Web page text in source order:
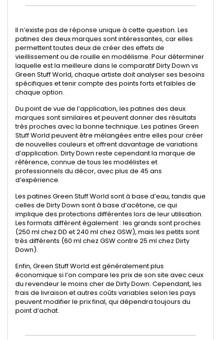
Il n’existe pas de réponse unique à cette question. Les
patines des deux marques sont intéressantes, car elles
permettent toutes deux de créer des effets de
vieillissement ou de rouille en modélisme. Pour déterminer
laquelle est la meilleure dans le comparatif Dirty Down vs
Green Stuff World, chaque artiste doit analyser ses besoins
spécifiques et tenir compte des points forts et faibles de
chaque option.
Du point de vue de l’application, les patines des deux
marques sont similaires et peuvent donner des résultats
très proches avec la bonne technique. Les patines Green
Stuff World peuvent être mélangées entre elles pour créer
de nouvelles couleurs et offrent davantage de variations
d’application. Dirty Down reste cependant la marque de
référence, connue de tous les modélistes et
professionnels du décor, avec plus de 45 ans
d’expérience.
Les patines Green Stuff World sont à base d’eau, tandis que
celles de Dirty Down sont à base d’acétone, ce qui
implique des protections différentes lors de leur utilisation.
Les formats diffèrent également : les grands sont proches
(250 ml chez DD et 240 ml chez GSW), mais les petits sont
très différents (60 ml chez GSW contre 25 ml chez Dirty
Down).
Enfin, Green Stuff World est généralement plus
économique si l’on compare les prix de son site avec ceux
du revendeur le moins cher de Dirty Down. Cependant, les
frais de livraison et autres coûts variables selon les pays
peuvent modifier le prix final, qui dépendra toujours du
point d’achat.